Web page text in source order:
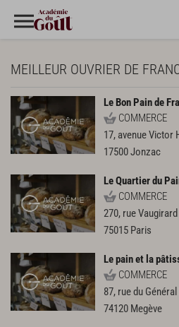
MEILLEUR OUVRIER DE
Le Bon Pain de
COMMERCE
17, avenue Victor
17500Jonzac
Le Quartier du
COMMERCE
270, rue Vaugirard
75015 Paris
Le pain et la
COMMERCE
87, rue du
74120 Megève